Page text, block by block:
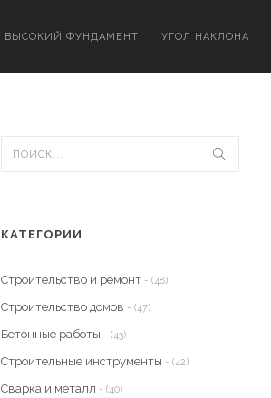
ВЫСОКИЙ ФУНДАМЕНТ УГОЛ НАКЛОНА
КАТЕГОРИИ
Строительство и ремонт - (48)
Строительство домов - (47)
Бетонные работы - (43)
Строительные инструменты - (42)
Сварка и металл - (40)